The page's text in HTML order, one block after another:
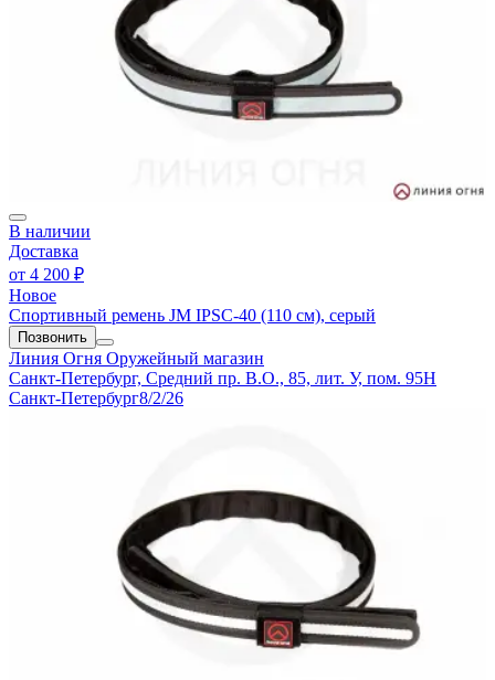
В наличии
Доставка
от 4 200 ₽
Новое
Спортивный ремень JM IPSC-40 (110 см), серый
Позвонить
Линия Огня Оружейный магазин
Санкт-Петербург, Средний пр. В.О., 85, лит. У, пом. 95Н
Санкт-Петербург8/2/26